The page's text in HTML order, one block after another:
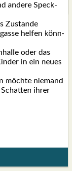
ande­re Speck­
Zustan­de
hel­fen könn­
oder das
in ein neu­es
möch­te nie­mand
ihrer